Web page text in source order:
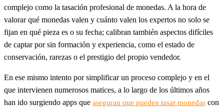
complejo como la tasación profesional de monedas. A la hora de
valorar qué monedas valen y cuánto valen los expertos no solo se
fijan en qué pieza es o su fecha; calibran también aspectos difíciles
de captar por sin formación y experiencia, como el estado de
conservación, rarezas o el prestigio del propio vendedor.
En ese mismo intento por simplificar un proceso complejo y en el
que intervienen numerosos matices, a lo largo de los últimos años
han ido surgiendo apps que aseguran que pueden tasar monedas con